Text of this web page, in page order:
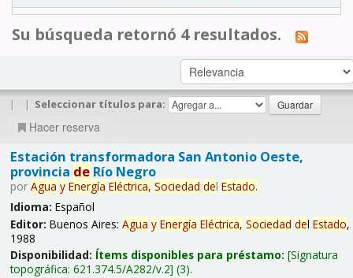
Su búsqueda retornó 4 resultados.
| | Seleccionar títulos para:
Hacer reserva
Estación transformadora San Antonio Oeste,
provincia deRío Negro
por Agua y Energía Eléctrica, Sociedad del Estado.
Idioma: Español
Editor: Buenos Aires: Agua y Energía Eléctrica, Sociedad del Estado,
1988
Disponibilidad: Ítems disponibles para préstamo: Signatura
topográfica: 621.374.5/A282/v.2 (3).